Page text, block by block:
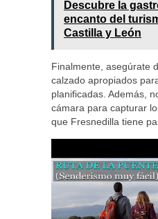
Descubre la
encanto del
Castilla y León
Finalmente, asegúrate
calzado apropiados
planificadas. Además,
cámara para capturar
que Fresnedilla tiene